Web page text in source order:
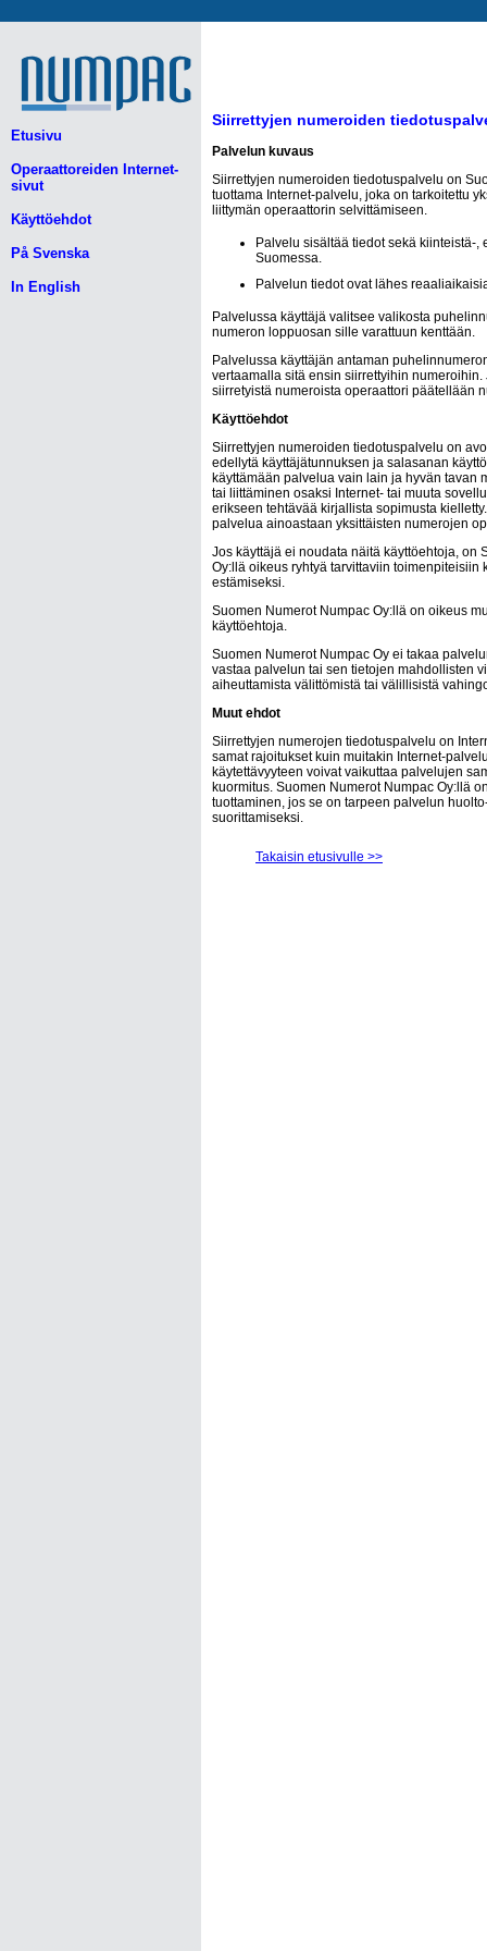
Etusivu
Operaattoreiden Internet-
sivut
Käyttöehdot
På Svenska
In English
Siirrettyjen numeroiden
Palvelun kuvaus
Siirrettyjen numeroiden tiedotuspalvelu on
tuottama Internet-palvelu, joka on tarkoitettu
liittymän operaattorin selvittämiseen.
Palvelu sisältää tiedot sekä kiinteistä-,
Suomessa.
Palvelun tiedot ovat lähes
Palvelussa käyttäjä valitsee valikosta
numeron loppuosan sille varattuun kenttään.
Palvelussa käyttäjän antaman
vertaamalla sitä ensin siirrettyihin
siirretyistä numeroista operaattori päätellään
Käyttöehdot
Siirrettyjen numeroiden tiedotuspalvelu on
edellytä käyttäjätunnuksen ja salasanan
käyttämään palvelua vain lain ja hyvän tavan
tai liittäminen osaksi Internet- tai muuta
erikseen tehtävää kirjallista sopimusta
palvelua ainoastaan yksittäisten numerojen
Jos käyttäjä ei noudata näitä käyttöehtoja, on
Oy:llä oikeus ryhtyä tarvittaviin toimenpiteisiin
estämiseksi.
Suomen Numerot Numpac Oy:llä on oikeus
käyttöehtoja.
Suomen Numerot Numpac Oy ei takaa
vastaa palvelun tai sen tietojen mahdollisten
aiheuttamista välittömistä tai välillisistä
Muut ehdot
Siirrettyjen numerojen tiedotuspalvelu on
samat rajoitukset kuin muitakin Internet-
käytettävyyteen voivat vaikuttaa palvelujen
kuormitus. Suomen Numerot Numpac Oy:llä
tuottaminen, jos se on tarpeen palvelun
suorittamiseksi.
Takaisin etusivulle >>